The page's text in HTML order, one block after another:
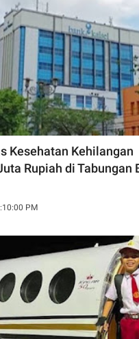
Kesehatan Kehilangan
Rupiah di Tabungan
PM